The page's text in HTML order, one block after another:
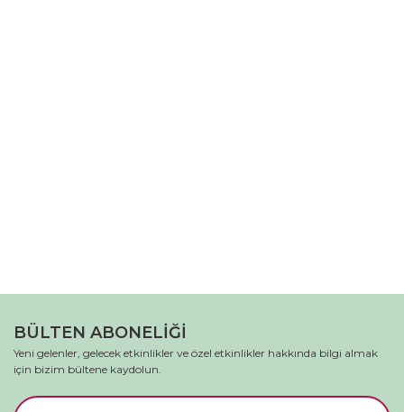
BÜLTEN ABONELİĞİ
Yeni gelenler, gelecek etkinlikler ve özel etkinlikler hakkında bilgi almak
için bizim bültene kaydolun.